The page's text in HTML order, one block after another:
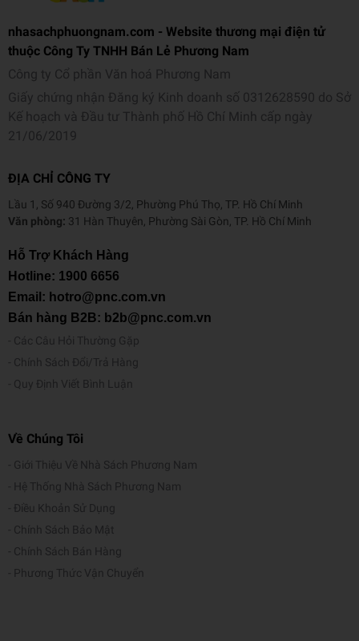
nhasachphuongnam.com - Website thương mại điện tử
thuộc Công Ty TNHH Bán Lẻ Phương Nam
Công ty Cổ phần Văn hoá Phương Nam
Giấy chứng nhận Đăng ký Kinh doanh số 0312628590 do Sở
Kế hoạch và Đầu tư Thành phố Hồ Chí Minh cấp ngày
21/06/2019
ĐỊA CHỈ CÔNG TY
Lầu 1, Số 940 Đường 3/2, Phường Phú Thọ, TP. Hồ Chí Minh
Văn phòng: 31 Hàn Thuyên, Phường Sài Gòn, TP. Hồ Chí Minh
Hỗ Trợ Khách Hàng
Hotline: 1900 6656
Email: hotro@pnc.com.vn
Bán hàng B2B: b2b@pnc.com.vn
Các Câu Hỏi Thường Gặp
Chính Sách Đổi/Trả Hàng
Quy Định Viết Bình Luận
Về Chúng Tôi
Giới Thiệu Về Nhà Sách Phương Nam
Hệ Thống Nhà Sách Phương Nam
Điều Khoản Sử Dụng
Chính Sách Bảo Mật
Chính Sách Bán Hàng
Phương Thức Vận Chuyển